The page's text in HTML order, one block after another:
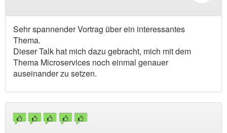
Sehr spannender Vortrag über ein interessantes
Thema.
Dieser Talk hat mich dazu gebracht, mich mit dem
Thema Microservices noch einmal genauer
auseinander zu setzen.